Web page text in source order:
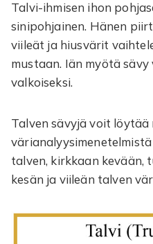
Talvi-ihmisen ihon
sinipohjainen. Hänen
viileät ja hiusvärit
mustaan. Iän myötä
valkoiseksi.
Talven sävyjä voit löytää
talven, kirkkaan kevään,
kesän ja viileän talven